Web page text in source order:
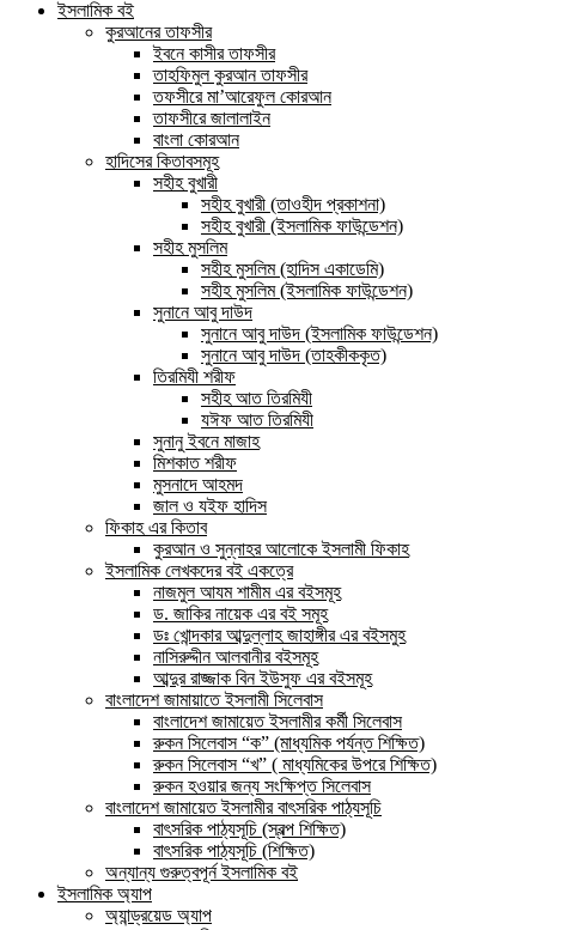
ইসলামিক বই
কুরআনের তাফসীর
ইবনে কাসীর তাফসীর
তাহফিমুল কুরআন তাফসীর
তফসীরে মা’আরেফুল কোরআন
তাফসীরে জালালাইন
বাংলা কোরআন
হাদিসের কিতাবসমূহ
সহীহ বুখারী
সহীহ বুখারী (তাওহীদ প্রকাশনা)
সহীহ বুখারী (ইসলামিক ফাউন্ডেশন)
সহীহ মুসলিম
সহীহ মুসলিম (হাদিস একাডেমি)
সহীহ মুসলিম (ইসলামিক ফাউন্ডেশন)
সুনানে আবু দাউদ
সুনানে আবু দাউদ (ইসলামিক ফাউন্ডেশন)
সুনানে আবু দাউদ (তাহকীককৃত)
তিরমিযী শরীফ
সহীহ আত তিরমিযী
যঈফ আত তিরমিযী
সুনানু ইবনে মাজাহ
মিশকাত শরীফ
মুসনাদে আহমদ
জাল ও যইফ হাদিস
ফিকাহ এর কিতাব
কুরআন ও সুন্নাহর আলোকে ইসলামী ফিকাহ
ইসলামিক লেখকদের বই একত্রে
নাজমুল আযম শামীম এর বইসমূহ
ড. জাকির নায়েক এর বই সমূহ
ডঃ খোন্দকার আব্দুল্লাহ জাহাঙ্গীর এর বইসমুহ
নাসিরুদ্দীন আলবানীর বইসমূহ
আব্দুর রাজ্জাক বিন ইউসুফ এর বইসমূহ
বাংলাদেশ জামায়াতে ইসলামী সিলেবাস
বাংলাদেশ জামায়েত ইসলামীর কর্মী সিলেবাস
রুকন সিলেবাস “ক” (মাধ্যমিক পর্যন্ত শিক্ষিত)
রুকন সিলেবাস “খ” ( মাধ্যমিকের উপরে শিক্ষিত)
রুকন হওয়ার জন্য সংক্ষিপ্ত সিলেবাস
বাংলাদেশ জামায়েত ইসলামীর বাৎসরিক পাঠ্যসূচি
বাৎসরিক পাঠ্যসূচি (স্বল্প শিক্ষিত)
বাৎসরিক পাঠ্যসূচি (শিক্ষিত)
অন্যান্য গুরুত্বপূর্ন ইসলামিক বই
ইসলামিক অ্যাপ
অ্যান্ড্রয়েড অ্যাপ